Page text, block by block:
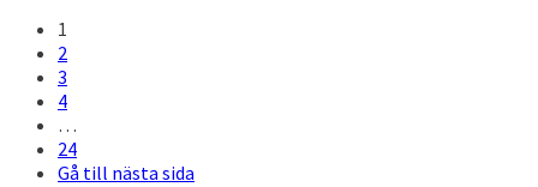
1
2
3
4
…
24
Gå till nästa sida